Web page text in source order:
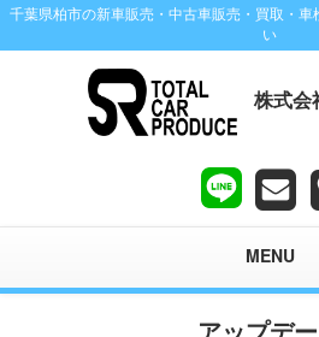
千葉県柏市の新車販売・中古車販売・買取・
い
株式会
MENU